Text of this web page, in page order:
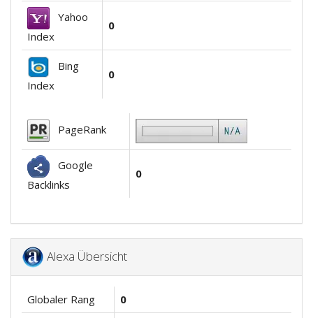
Yahoo
Index
0
Bing
Index
0
PageRank
Google
Backlinks
0
Alexa Übersicht
Globaler Rang
0